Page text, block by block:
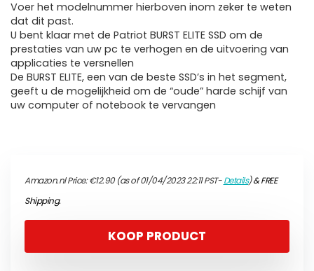
Voer het modelnummer hierboven inom zeker te weten
dat dit past.
U bent klaar met de Patriot BURST ELITE SSD om de
prestaties van uw pc te verhogen en de uitvoering van
applicaties te versnellen
De BURST ELITE, een van de beste SSD’s in het segment,
geeft u de mogelijkheid om de “oude” harde schijf van
uw computer of notebook te vervangen
Amazon.nl Price:€12.90(as of 01/04/2023 22:11 PST-Details)&FREE
Shipping.
KOOP PRODUCT